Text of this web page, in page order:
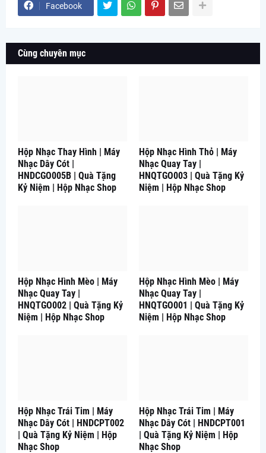
Facebook
Cùng chuyên mục
Hộp Nhạc Thay Hình | Máy
Nhạc Dây Cót |
HNDCGO005B | Quà Tặng
Kỷ Niệm | Hộp Nhạc Shop
Hộp Nhạc Hình Thỏ | Máy
Nhạc Quay Tay |
HNQTGO003 | Quà Tặng Kỷ
Niệm | Hộp Nhạc Shop
Hộp Nhạc Hình Mèo | Máy
Nhạc Quay Tay |
HNQTGO002 | Quà Tặng Kỷ
Niệm | Hộp Nhạc Shop
Hộp Nhạc Hình Mèo | Máy
Nhạc Quay Tay |
HNQTGO001 | Quà Tặng Kỷ
Niệm | Hộp Nhạc Shop
Hộp Nhạc Trái Tim | Máy
Nhạc Dây Cót | HNDCPT002
| Quà Tặng Kỷ Niệm | Hộp
Nhạc Shop
Hộp Nhạc Trái Tim | Máy
Nhạc Dây Cót | HNDCPT001
| Quà Tặng Kỷ Niệm | Hộp
Nhạc Shop